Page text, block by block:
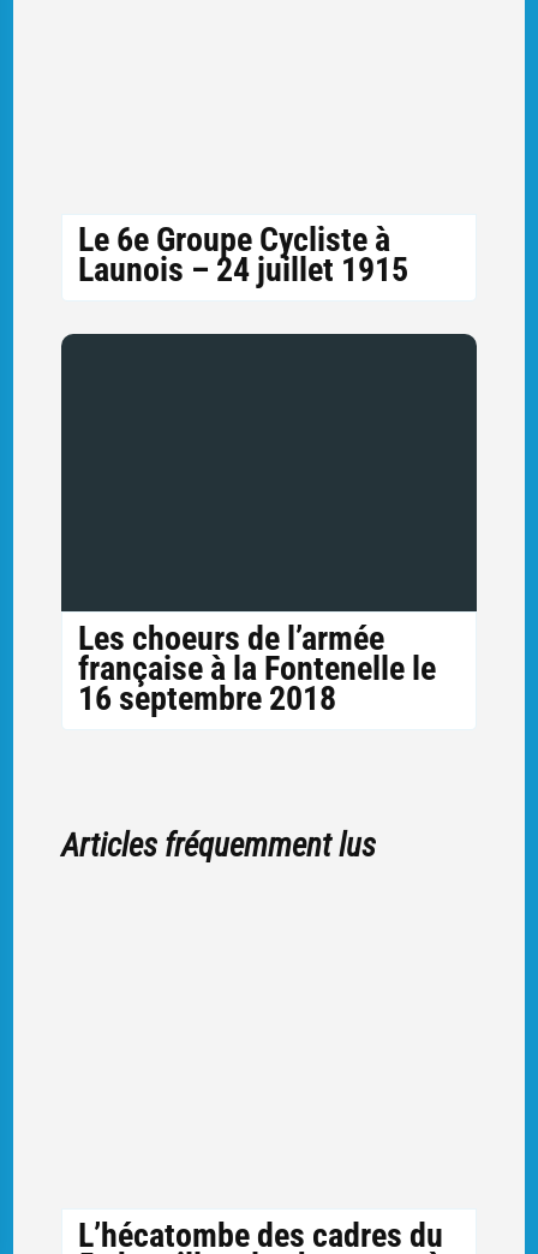
Le 6e Groupe Cycliste à
Launois – 24 juillet 1915
Les choeurs de l’armée
française à la Fontenelle le
16 septembre 2018
Articles fréquemment lus
L’hécatombe des cadres du